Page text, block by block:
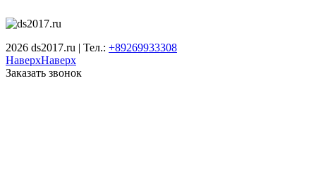
2026 ds2017.ru | Тел.: +89269933308
НаверхНаверх
Заказать звонок